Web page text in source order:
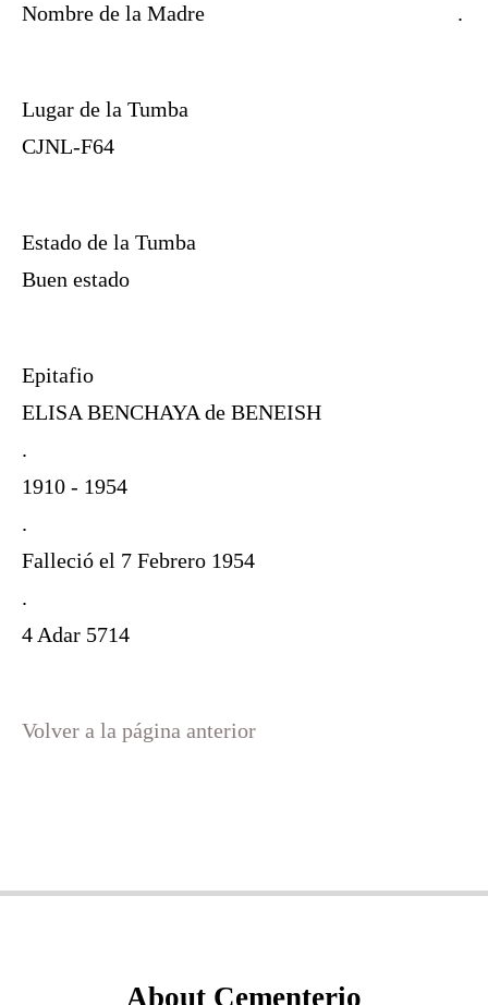
Nombre de la Madre .
Lugar de la Tumba
CJNL-F64
Estado de la Tumba
Buen estado
Epitafio
ELISA BENCHAYA de BENEISH
.
1910 - 1954
.
Falleció el 7 Febrero 1954
.
4 Adar 5714
Volver a la página anterior
About Cementerio